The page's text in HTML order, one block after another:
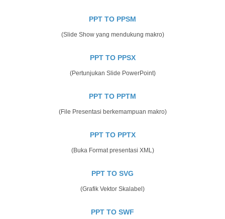
PPT TO PPSM
(Slide Show yang mendukung makro)
PPT TO PPSX
(Pertunjukan Slide PowerPoint)
PPT TO PPTM
(File Presentasi berkemampuan makro)
PPT TO PPTX
(Buka Format presentasi XML)
PPT TO SVG
(Grafik Vektor Skalabel)
PPT TO SWF